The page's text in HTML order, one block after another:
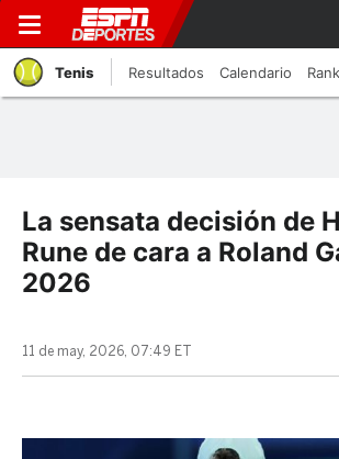
Tenis Resultados Calendario
La sensata decisión de
Rune de cara a Roland
2026
11 de may, 2026, 07:49 ET